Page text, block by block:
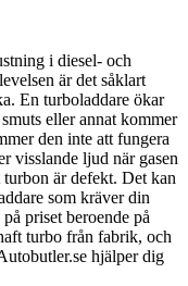
i diesel- och
är det såklart
En turboladdare ökar
eller annat kommer
den inte att fungera
visslande ljud när gasen
turbon är defekt. Det kan
som kräver din
priset beroende på
turbo från fabrik, och
hjälper dig